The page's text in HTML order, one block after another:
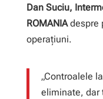
Dan Suciu,
ROMANIAdespre
operațiuni.
„Controalele
eliminate, dar